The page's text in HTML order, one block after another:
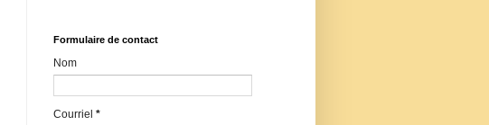
Formulaire de contact
Nom
Courriel *